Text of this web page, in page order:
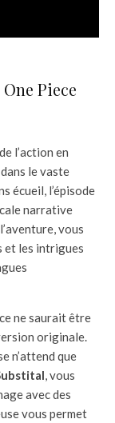
Piece
l’action en
le vaste
écueil, l’épisode
narrative
vous
et les intrigues
ne saurait être
originale.
n’attend que
, vous
avec des
vous permet